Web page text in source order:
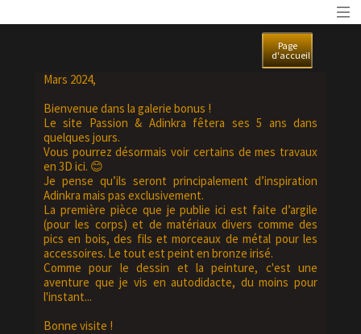
Mars 2024,
Bienvenue dans la galerie bonus !
Le site Passion & Adinkra fêtera ses 5 ans dans
quelques jours.
Vous pourrez désormais voir certains de mes travaux
en 3D ici. 😊
Je pense qu’ils seront principalement d’inspiration
Adinkra mais pas exclusivement.
La première pièce que je publie ici est faite d’argile
(pour les corps) et de matériaux divers comme des
pics en bois, des fils et morceaux de métal pour les
accessoires. Le tout est peint en bronze irisé.
Comme pour le dessin et la peinture, c'est une
aventure que je vis en autodidacte, du moins pour
l'instant...
Bonne visite !
Page
d'accueil